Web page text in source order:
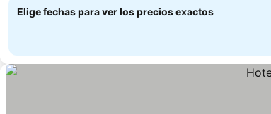
Elige fechas para ver los precios exactos